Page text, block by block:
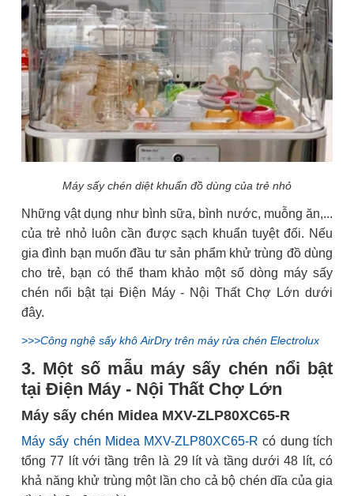
Máy sấy chén diệt khuẩn đồ dùng của trẻ nhỏ
Những vật dụng như bình sữa, bình nước, muỗng ăn,...
của trẻ nhỏ luôn cần được sạch khuẩn tuyệt đối. Nếu
gia đình bạn muốn đầu tư sản phẩm khử trùng đồ dùng
cho trẻ, bạn có thể tham khảo một số dòng máy sấy
chén nổi bật tại Điện Máy - Nội Thất Chợ Lớn dưới
đây.
>>>Công nghệ sấy khô AirDry trên máy rửa chén Electrolux
3. Một số mẫu máy sấy chén nổi bật
tại Điện Máy - Nội Thất Chợ Lớn
Máy sấy chén Midea MXV-ZLP80XC65-R
Máy sấy chén Midea MXV-ZLP80XC65-R có dung tích
tổng 77 lít với tầng trên là 29 lít và tầng dưới 48 lít, có
khả năng khử trùng một lần cho cả bộ chén dĩa của gia